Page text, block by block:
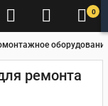
0
ремонта